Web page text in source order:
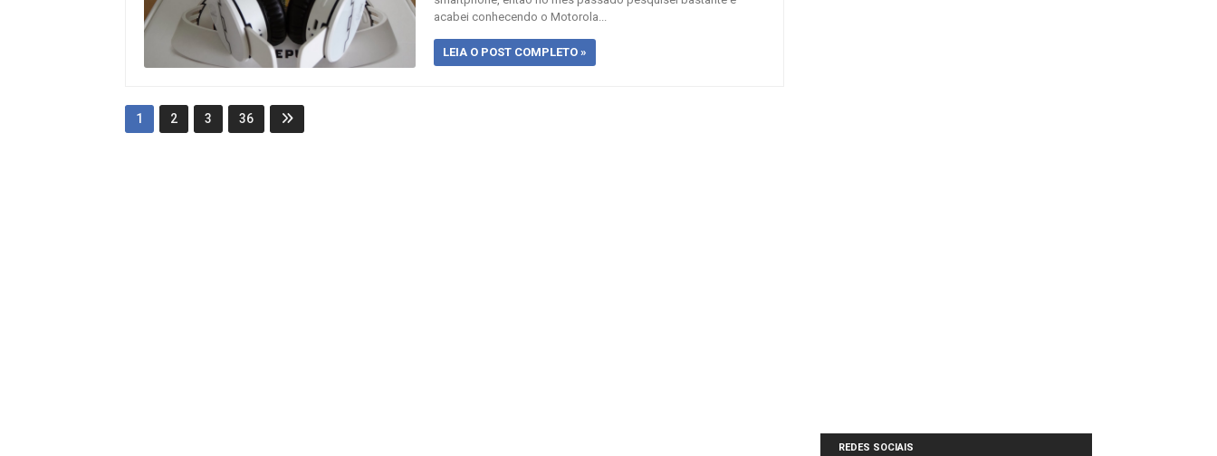
acabei conhecendo o Motorola...
LEIA O POST COMPLETO »
1 2 3 36
REDES SOCIAIS